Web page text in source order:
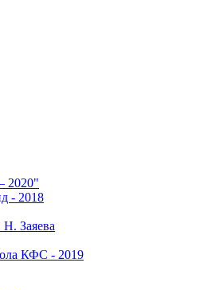
2020"
- 2018
Заяева
КФС - 2019